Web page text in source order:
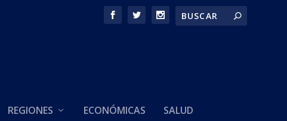
REGIONES ECONÓMICAS SALUD